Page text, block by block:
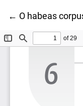
← Voltar aos
O habeas